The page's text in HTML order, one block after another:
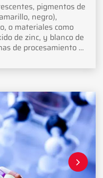
pigmentos de
negro),
o materiales como
de zinc, y blanco de
de procesamiento de